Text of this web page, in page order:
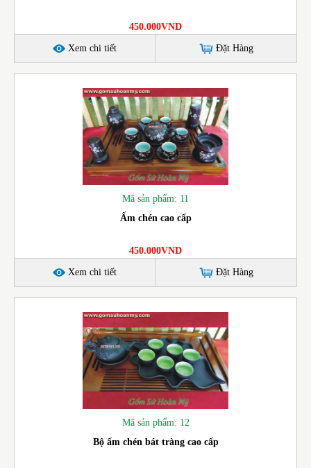
450.000VND
Xem chi tiết Đặt Hàng
Mã sản phẩm: 11
Ấm chén cao cấp
450.000VND
Xem chi tiết Đặt Hàng
Mã sản phẩm: 12
Bộ ấm chén bát tràng cao cấp